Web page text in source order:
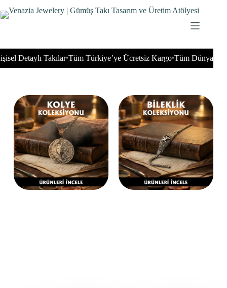
Takılar•Tüm Türkiye’ye Ücretsiz Kargo•Tüm Dünyaya